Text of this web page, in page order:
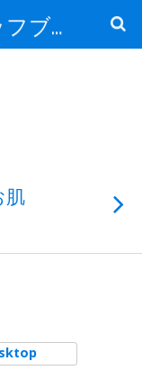
アイエスティスタッフブログ
肌